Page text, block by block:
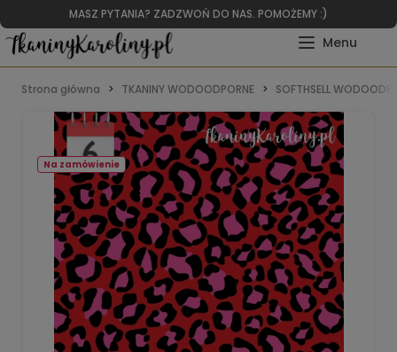
MASZ PYTANIA? ZADZWOŃ DO NAS. POMOŻEMY :)
Strona główna TKANINY WODOODPORNE SOFTHSELL
Na zamówienie